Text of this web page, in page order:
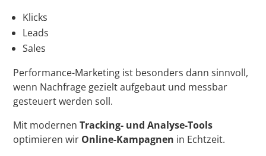
Klicks
Leads
Sales
Performance-Marketing ist besonders dann sinnvoll,
wenn Nachfrage gezielt aufgebaut und messbar
gesteuert werden soll.
Mit modernenTracking- und Analyse-Tools
optimieren wir Online-Kampagnen in Echtzeit.